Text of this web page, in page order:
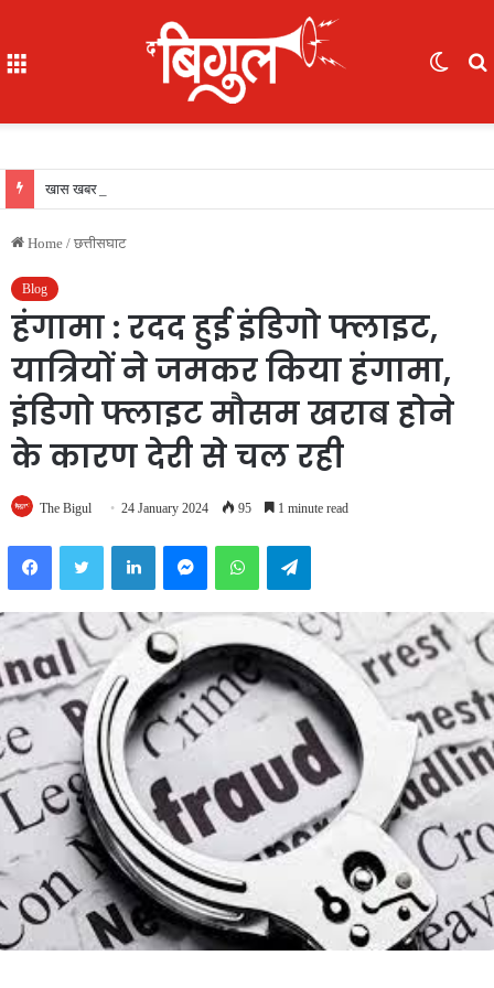
Home / छत्तीसघाट
Blog
हंगामा : रदद हुई इंडिगो फ्लाइट,
यात्रियों ने जमकर किया हंगामा,
इंडिगो फ्लाइट मौसम खराब होने
के कारण देरी से चल रही
The Bigul 24 January 2024 95 1 minute read
FacebookTwitter LinkedInMessengerWhatsAppTelegram